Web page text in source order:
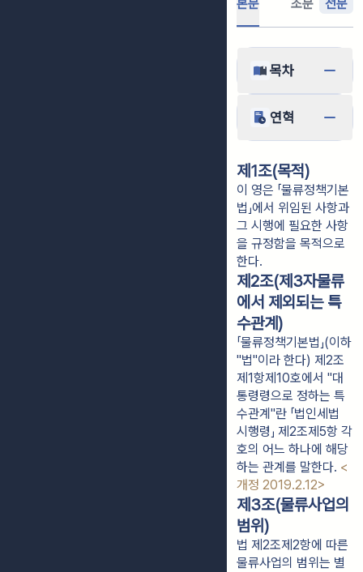
본문 조문 전문
목차
연혁
제1조(목적)
이 영은 「물류정책기본
법」에서 위임된 사항과
그 시행에 필요한 사항
을 규정함을 목적으로
한다.
제2조(제3자물류
에서 제외되는 특
수관계)
「물류정책기본법」(이하
"법"이라 한다) 제2조
제1항제10호에서 "대
통령령으로 정하는 특
수관계"란 「법인세법
시행령」 제2조제5항 각
호의 어느 하나에 해당
하는 관계를 말한다. <
개정 2019.2.12>
제3조(물류사업의
범위)
법 제2조제2항에 따른
물류사업의 범위는 별